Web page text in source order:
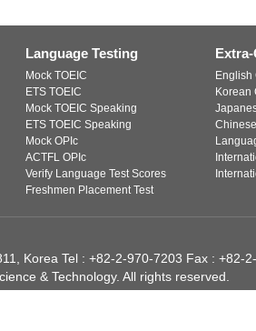
Language Testing
Mock TOEIC
ETS TOEIC
Mock TOEIC Speaking
ETS TOEIC Speaking
Mock OPIc
ACTFL OPIc
Verify Language Test Scores
Freshmen Placement Test
English
Korean
Korea Tel : +82-2-970-7203 Fax : +82-
& Technology. All rights reserved.